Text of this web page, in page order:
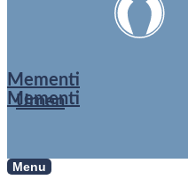
Mementi
Urnen
Mementi
Menu